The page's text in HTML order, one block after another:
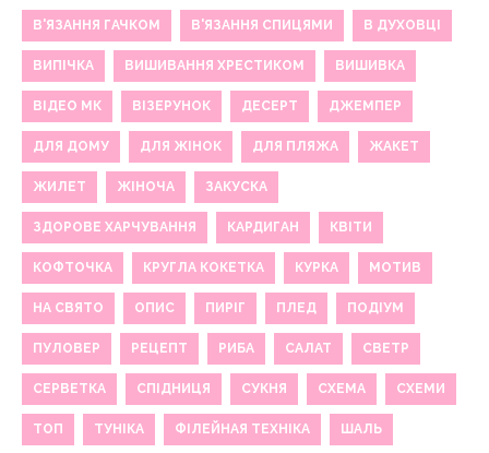
В'ЯЗАННЯ ГАЧКОМ В'ЯЗАННЯ СПИЦЯМИ В ДУХОВЦІ
ВИПІЧКА ВИШИВАННЯ ХРЕСТИКОМ ВИШИВКА
ВІДЕО МК ВІЗЕРУНОК ДЕСЕРТ ДЖЕМПЕР
ДЛЯ ДОМУ ДЛЯ ЖІНОК ДЛЯ ПЛЯЖА ЖАКЕТ
ЖИЛЕТ ЖІНОЧА ЗАКУСКА
ЗДОРОВЕ ХАРЧУВАННЯ КАРДИГАН КВІТИ
КОФТОЧКА КРУГЛА КОКЕТКА КУРКА МОТИВ
НА СВЯТО ОПИС ПИРІГ ПЛЕД ПОДІУМ
ПУЛОВЕР РЕЦЕПТ РИБА САЛАТ СВЕТР
СЕРВЕТКА СПІДНИЦЯ СУКНЯ СХЕМА СХЕМИ
ТОП ТУНІКА ФІЛЕЙНАЯ ТЕХНІКА ШАЛЬ